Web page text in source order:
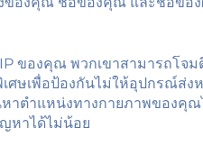
ของคุณ พวกเขาสามารถโ
ศษเพื่อป้องกันไม่ให้อุปกรณ์ส่ง
าตำแหน่งทางกายภาพของคุณ
หาได้ไม่น้อย